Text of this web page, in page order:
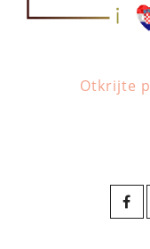
Otkrijte